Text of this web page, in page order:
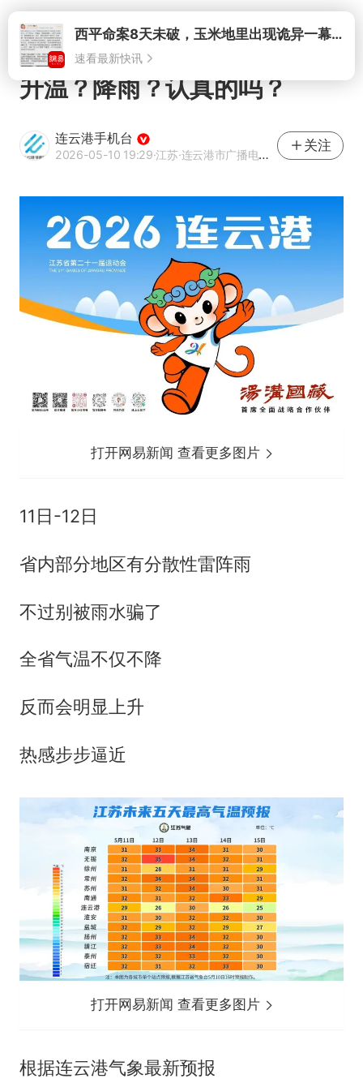
打开西平命案8天未破，玉米地里出现诡异一幕，我突然想起了欧金中
速看最新快讯
升温？降雨？认真的吗？
连云港手机台
2026-05-10 19:29·江苏·连云港市广播电视台官方账号
关注
打开网易新闻 查看更多图片
11日-12日
省内部分地区有分散性雷阵雨
不过别被雨水骗了
全省气温不仅不降
反而会明显上升
热感步步逼近
打开网易新闻 查看更多图片
根据连云港气象最新预报